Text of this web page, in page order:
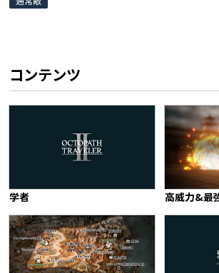
コンテンツ
学者 高威力&最